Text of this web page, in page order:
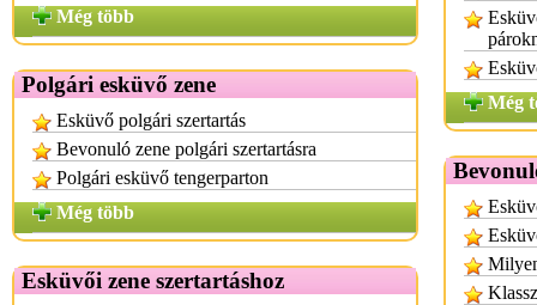
Még több
Polgári esküvő zene
Esküvő polgári szertartás
Bevonuló zene polgári szertartásra
Polgári esküvő tengerparton
Még több
Esküvői zene szertartáshoz
Még